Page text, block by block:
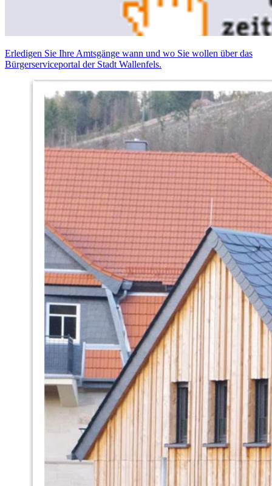
Erledigen Sie Ihre Amtsgänge wann und wo Sie wollen über das
Bürgerserviceportal der Stadt Wallenfels.